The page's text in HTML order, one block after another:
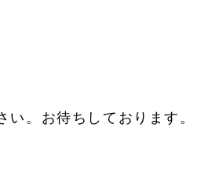
。お待ちしております。